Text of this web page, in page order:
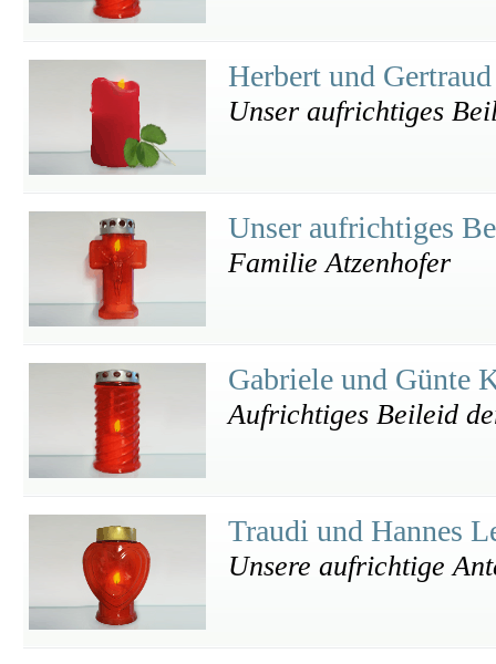
Herbert und
Unser aufrichtiges
Unser aufrichtiges
Familie Atzenhofer
Gabriele und Günte
Aufrichtiges Beileid
Traudi und Hannes
Unsere aufrichtige